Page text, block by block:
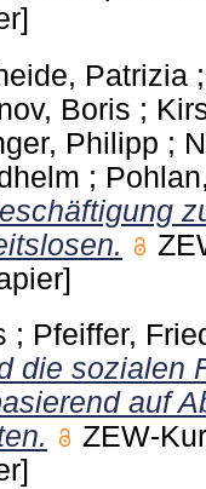
Patrizia
Boris ;
Philipp ;
;
; Pfeiffer,
die sozialen
auf
ZEW-